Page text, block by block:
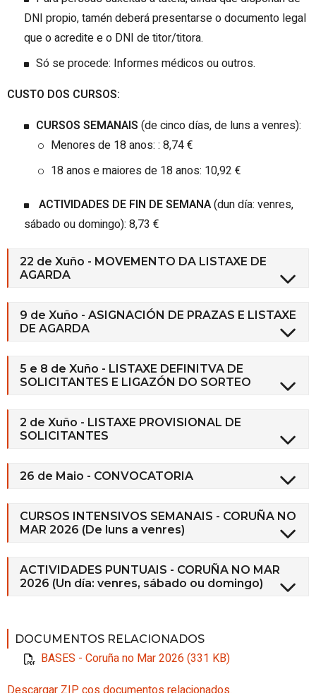
DNI propio, tamén deberá presentarse o documento legal
que o acredite e o DNI de titor/titora.
Só se procede: Informes médicos ou outros.
CUSTO DOS CURSOS:
CURSOS SEMANAIS (de cinco días, de luns a venres):
Menores de 18 anos: : 8,74 €
18 anos e maiores de 18 anos: 10,92 €
ACTIVIDADES DE FIN DE SEMANA(dun día: venres,
sábado ou domingo): 8,73 €
22 de Xuño - MOVEMENTO DA LISTAXE DE
AGARDA
9 de Xuño - ASIGNACIÓN DE PRAZAS E LISTAXE
DE AGARDA
5 e 8 de Xuño - LISTAXE DEFINITVA DE
SOLICITANTES E LIGAZÓN DO SORTEO
2 de Xuño - LISTAXE PROVISIONAL DE
SOLICITANTES
26 de Maio - CONVOCATORIA
CURSOS INTENSIVOS SEMANAIS - CORUÑA NO
MAR 2026 (De luns a venres)
ACTIVIDADES PUNTUAIS - CORUÑA NO MAR
2026 (Un día: venres, sábado ou domingo)
DOCUMENTOS RELACIONADOS
BASES - Coruña no Mar 2026 (331 KB)